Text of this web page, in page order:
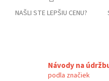
NAŠLI STE LEPŠIU CENU?
Návody na
podla značiek